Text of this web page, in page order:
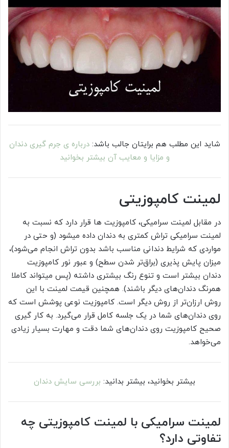
شاید این مطلب هم برایتان جالب باشد:درباره ی جرم گیری دندان
و مزایا و معایب آن بیشتر بخوانید
لمینت کامپوزیتی
در مقابل لمینت سرامیکی، کامپوزیت ها قرار دارد که نسبت به
لمینت سرامیکی تراش کمتری به دندان داده میشود (و حتی در
مواردی که شرایط دندانی مناسب باشد بدون تراش انجام می‌شود)،
میزان پایش پذیری (براق‌تر شدن سطح) و عبور نور کامپوزیت
دندان بیشتر است و تنوع رنگ بیشتری داشته (پس میتواند کاملا
همرنگ دندان‌های دیگر باشند). همچنین قیمت لمینت با این
روش ارزان‌تر از روش دیگر است. کامپوزیت نوعی پوشش است که
روی دندان‌های شما در یک جلسه کامل قرار می‌گیرد. به کار گیری
صحیح کامپوزیت روی دندان‌های شما دقت و مهارت بسیار زیادی
می‌خواهد.
بیشتر بخوانید، بیشتر بدانید: بررسی سایش دندان
لمینت سرامیکی با لمینت کامپوزیتی چه
تفاوتی دارد؟